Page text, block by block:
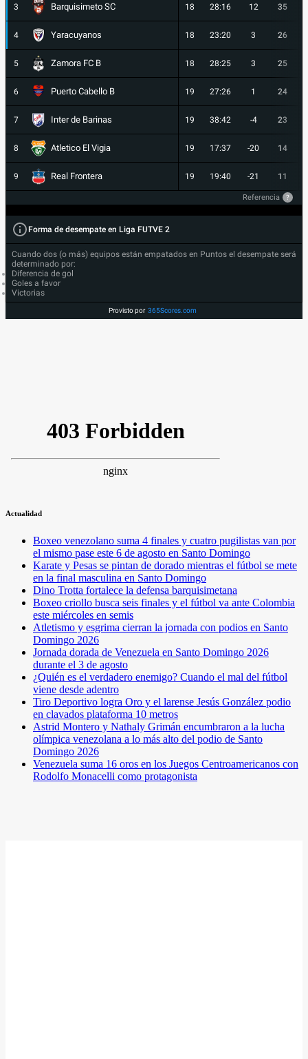
3 Barquisimeto SC 18 28:16 12 35
4 Yaracuyanos 18 23:20 3 26
5 Zamora FC B 18 28:25 3 25
6 Puerto Cabello B 19 27:26 1 24
7 Inter de Barinas 19 38:42 -4 23
8 Atletico El Vigia 19 17:37 -20 14
9 Real Frontera 19 19:40 -21 11
Referencia ?
Forma de desempate en Liga FUTVE 2
Cuando dos (o más) equipos están empatados en Puntos el desempate será
determinado por:
Diferencia de gol
Goles a favor
Victorias
Provisto por 365Scores.com
Actualidad
Boxeo venezolano suma 4 finales y cuatro pugilistas van por
el mismo pase este 6 de agosto en Santo Domingo
Karate y Pesas se pintan de dorado mientras el fútbol se mete
en la final masculina en Santo Domingo
Dino Trotta fortalece la defensa barquisimetana
Boxeo criollo busca seis finales y el fútbol va ante Colombia
este miércoles en semis
Atletismo y esgrima cierran la jornada con podios en Santo
Domingo 2026
Jornada dorada de Venezuela en Santo Domingo 2026
durante el 3 de agosto
¿Quién es el verdadero enemigo? Cuando el mal del fútbol
viene desde adentro
Tiro Deportivo logra Oro y el larense Jesús González podio
en clavados plataforma 10 metros
Astrid Montero y Nathaly Grimán encumbraron a la lucha
olímpica venezolana a lo más alto del podio de Santo
Domingo 2026
Venezuela suma 16 oros en los Juegos Centroamericanos con
Rodolfo Monacelli como protagonista